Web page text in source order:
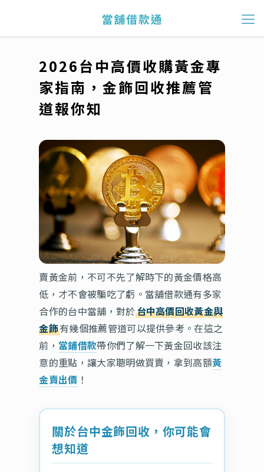
2026台中高價收購黃金專
家指南，金飾回收推薦管
道報你知
賣黃金前，不可不先了解時下的黃金價格高
低，才不會被騙吃了虧。當舖借款通有多家
合作的台中當舖，對於台中高價回收黃金與
金飾有幾個推薦管道可以提供參考。在這之
前， 當鋪借款帶你們了解一下黃金回收該注
意的重點，讓大家聰明做買賣，拿到高額黃
金賣出價 ！
關於台中金飾回收，你可能會
想知道